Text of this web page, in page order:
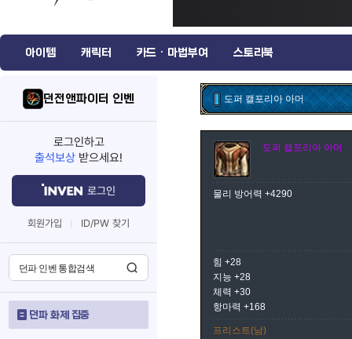
아이템 캐릭터 카드 · 마법부여 스토리북
던전앤파이터 인벤
로그인하고
출석보상 받으세요!
로그인
회원가입 ID/PW 찾기
던파 화제 집중
도퍼 캘포리아 아머
도퍼 캘포리아 아머
물리 방어력 +4290
힘 +28
지능 +28
체력 +30
항마력 +168
프리스트(남)